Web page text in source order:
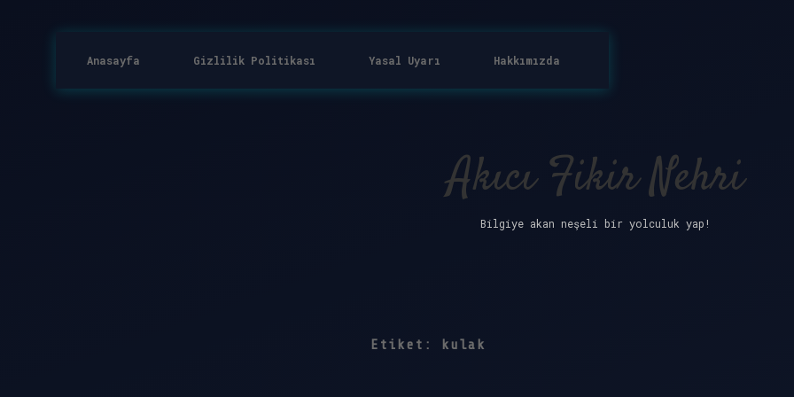
Anasayfa Gizlilik Politikası Yasal Uyarı Hakkımızda
Akıcı Fikir Nehri
Bilgiye akan neşeli bir yolculuk yap!
Etiket: kulak